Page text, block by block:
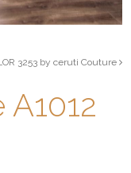
3253 by ceruti Couture